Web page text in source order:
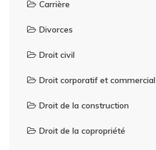
Carrière
Divorces
Droit civil
Droit corporatif et commercial
Droit de la construction
Droit de la copropriété